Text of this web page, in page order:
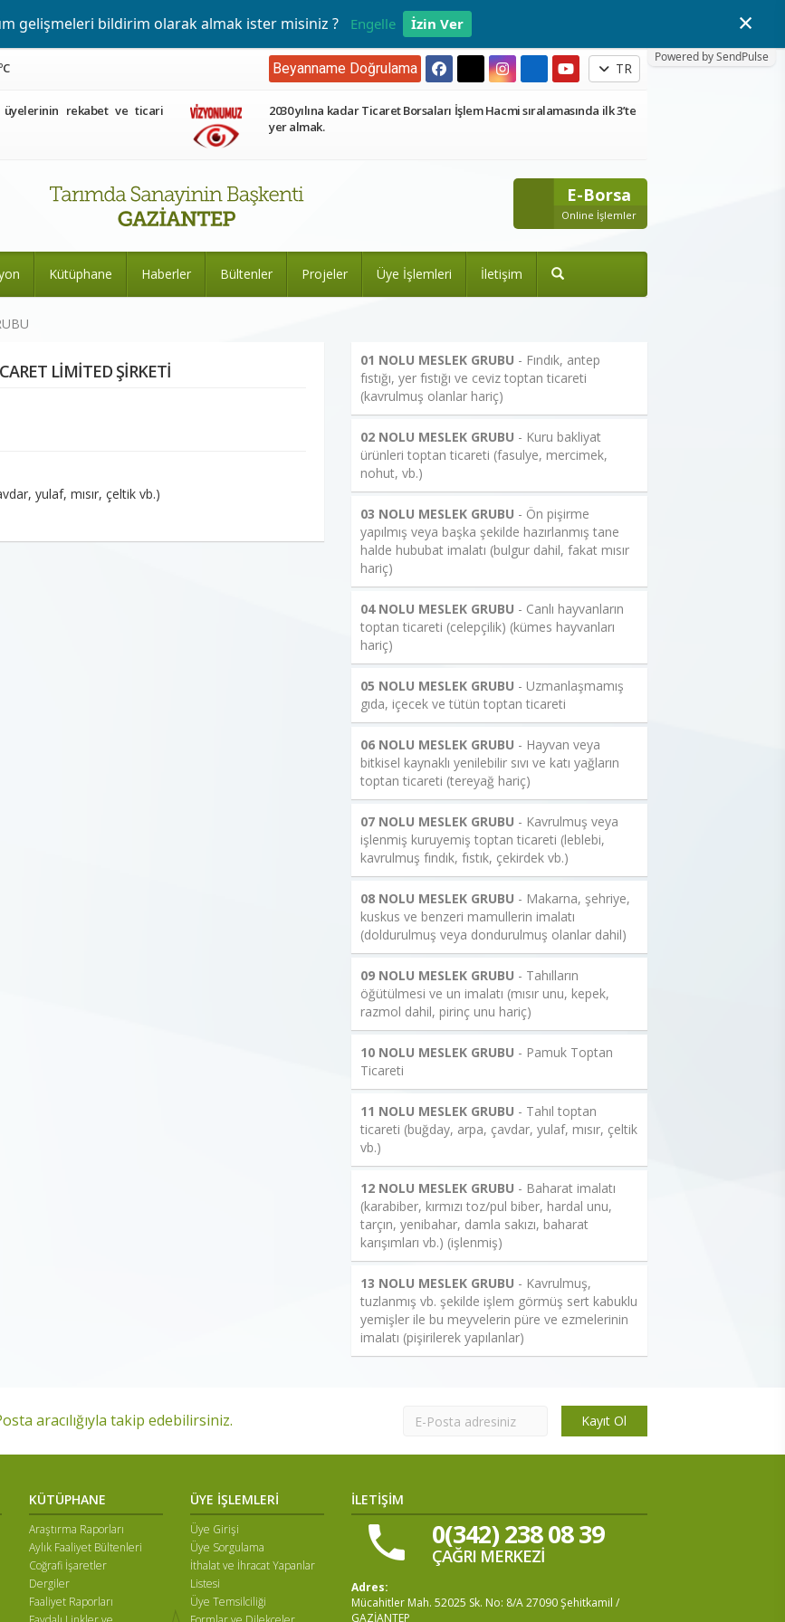
gelişmeleri bildirim olarak almak ister misiniz ? Engelle İzin Ver
Powered by SendPulse
×
TR
Beyanname Doğrulama
üyelerinin rekabet ve ticari
2030 yılına kadar Ticaret Borsaları İşlem Hacmi sıralamasında ilk 3’te
yer almak.
E-Borsa
Online İşlemler
Kütüphane Haberler Bültenler Projeler Üye İşlemleri İletişim
LİMİTED ŞİRKETİ
yulaf, mısır, çeltik vb.)
01 NOLU MESLEK GRUBU - Fındık, antep
fıstığı, yer fıstığı ve ceviz toptan ticareti
(kavrulmuş olanlar hariç)
02 NOLU MESLEK GRUBU - Kuru bakliyat
ürünleri toptan ticareti (fasulye, mercimek,
nohut, vb.)
03 NOLU MESLEK GRUBU - Ön pişirme
yapılmış veya başka şekilde hazırlanmış tane
halde hububat imalatı (bulgur dahil, fakat mısır
hariç)
04 NOLU MESLEK GRUBU - Canlı hayvanların
toptan ticareti (celepçilik) (kümes hayvanları
hariç)
05 NOLU MESLEK GRUBU - Uzmanlaşmamış
gıda, içecek ve tütün toptan ticareti
06 NOLU MESLEK GRUBU - Hayvan veya
bitkisel kaynaklı yenilebilir sıvı ve katı yağların
toptan ticareti (tereyağ hariç)
07 NOLU MESLEK GRUBU - Kavrulmuş veya
işlenmiş kuruyemiş toptan ticareti (leblebi,
kavrulmuş fındık, fıstık, çekirdek vb.)
08 NOLU MESLEK GRUBU - Makarna, şehriye,
kuskus ve benzeri mamullerin imalatı
(doldurulmuş veya dondurulmuş olanlar dahil)
09 NOLU MESLEK GRUBU - Tahılların
öğütülmesi ve un imalatı (mısır unu, kepek,
razmol dahil, pirinç unu hariç)
10 NOLU MESLEK GRUBU - Pamuk Toptan
Ticareti
11 NOLU MESLEK GRUBU - Tahıl toptan
ticareti (buğday, arpa, çavdar, yulaf, mısır, çeltik
vb.)
12 NOLU MESLEK GRUBU - Baharat imalatı
(karabiber, kırmızı toz/pul biber, hardal unu,
tarçın, yenibahar, damla sakızı, baharat
karışımları vb.) (işlenmiş)
13 NOLU MESLEK GRUBU - Kavrulmuş,
tuzlanmış vb. şekilde işlem görmüş sert kabuklu
yemişler ile bu meyvelerin püre ve ezmelerinin
imalatı (pişirilerek yapılanlar)
aracılığıyla takip edebilirsiniz. Kayıt Ol
KÜTÜPHANE
Araştırma Raporları
Aylık Faaliyet Bültenleri
Coğrafi İşaretler
Dergiler
Faaliyet Raporları
ÜYE İŞLEMLERİ
Üye Girişi
Üye Sorgulama
İthalat ve İhracat Yapanlar
Listesi
Üye Temsilciliği
İLETİŞİM
0(342) 238 08 39
ÇAĞRI MERKEZİ
Adres:
Mücahitler Mah. 52025 Sk. No: 8/A 27090 Şehitkamil /
GAZİANTEP